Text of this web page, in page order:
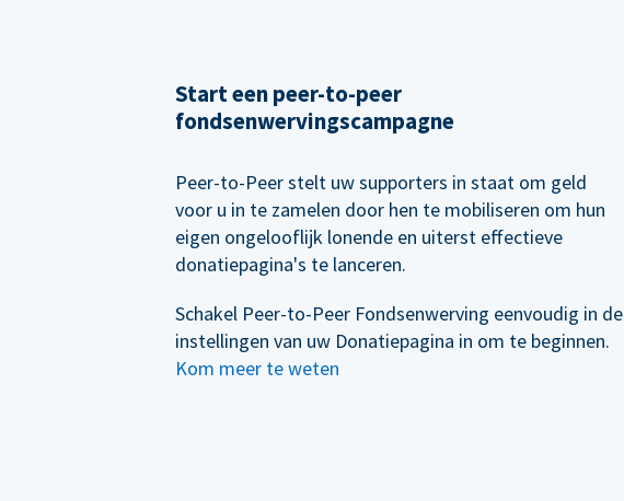
Start een peer-to-peer
fondsenwervingscampagne
Peer-to-Peer stelt uw supporters in staat om geld
voor u in te zamelen door hen te mobiliseren om hun
eigen ongelooflijk lonende en uiterst effectieve
donatiepagina's te lanceren.
Schakel Peer-to-Peer Fondsenwerving eenvoudig in de
instellingen van uw Donatiepagina in om te beginnen.
Kom meer te weten